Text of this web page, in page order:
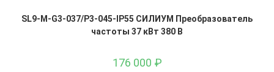
SL9-M-G3-037/P3-045-IP55 СИЛИУМ Преобразователь
частоты 37 кВт 380 В
176 000 ₽